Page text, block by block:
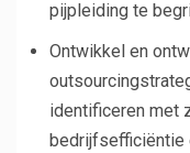
pijpleiding te
Ontwikkel en
identificeren met
bedrijfsefficiëntie